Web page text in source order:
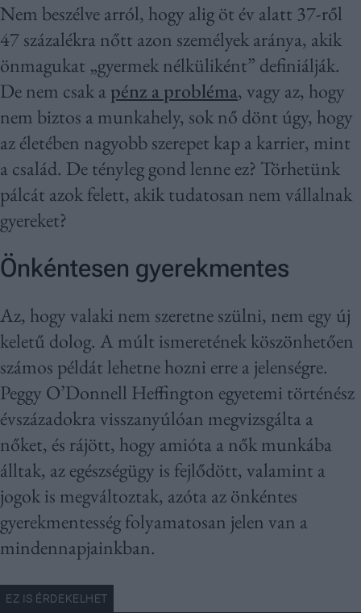
Nem beszélve arról, hogy alig öt év alatt 37-ről
47 százalékra nőtt azon személyek aránya, akik
önmagukat „gyermek nélküliként” definiálják.
De nem csak a pénz a probléma, vagy az, hogy
nem biztos a munkahely, sok nő dönt úgy, hogy
az életében nagyobb szerepet kap a karrier, mint
a család. De tényleg gond lenne ez? Törhetünk
pálcát azok felett, akik tudatosan nem vállalnak
gyereket?
Önkéntesen gyerekmentes
Az, hogy valaki nem szeretne szülni, nem egy új
keletű dolog. A múlt ismeretének köszönhetően
számos példát lehetne hozni erre a jelenségre.
Peggy O’Donnell Heffington egyetemi történész
évszázadokra visszanyúlóan megvizsgálta a
nőket, és rájött, hogy amióta a nők munkába
álltak, az egészségügy is fejlődött, valamint a
jogok is megváltoztak, azóta az önkéntes
gyerekmentesség folyamatosan jelen van a
mindennapjainkban.